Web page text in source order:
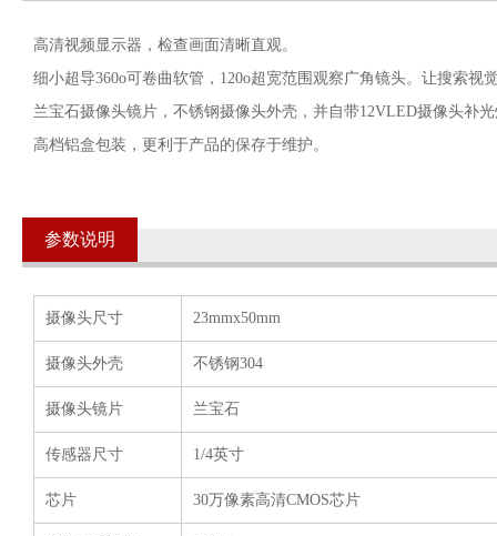
高清视频显示器，检查画面清晰直观。
细小超导360o可卷曲软管，120o超宽范围观察广角镜头。让搜索视
兰宝石摄像头镜片，不锈钢摄像头外壳，并自带12VLED摄像头补
高档铝盒包装，更利于产品的保存于维护。
参数说明
摄像头尺寸 23mmx50mm
摄像头外壳 不锈钢304
摄像头镜片 兰宝石
传感器尺寸 1/4英寸
芯片 30万像素高清CMOS芯片